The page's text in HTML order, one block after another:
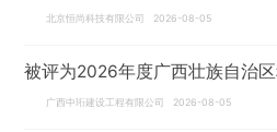
北京恒尚科技有限公司 2026-08-05
被评为2026年度广西壮族自治
广西中珩建设工程有限公司 2026-08-05